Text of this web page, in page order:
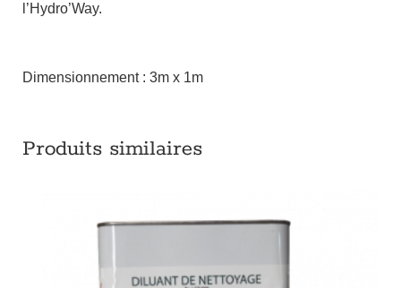
l’Hydro’Way.
Dimensionnement : 3m x 1m
Produits similaires